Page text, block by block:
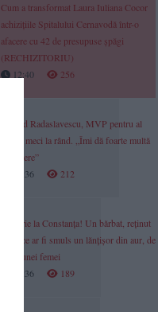
Cum a transformat Laura Iuliana Cocor
achizițiile Spitalului Cernavodă într-o
afacere cu 42 de presupuse șpăgi
(RECHIZITORIU)
12:40
256
Eduard Radaslavescu, MVP pentru al
doilea meci la rând. „Îmi dă foarte multă
încredere”
12:36
212
Tâlhărie la Constanța! Un bărbat, reținut
după ce ar fi smuls un lănțișor din aur, de
gâtul unei femei
12:36
189